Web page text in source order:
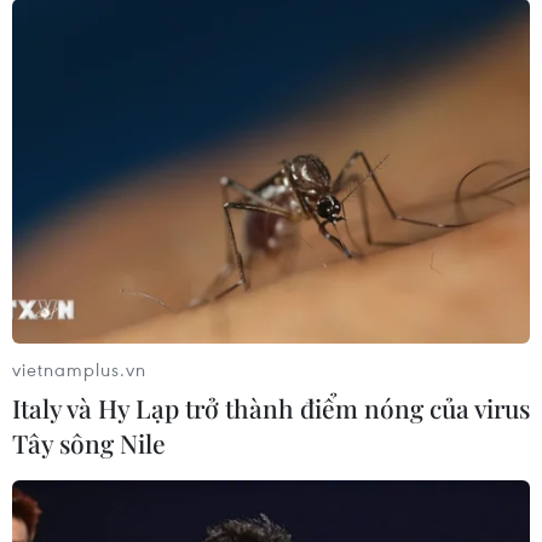
Hơn 300 doanh nghiệp
tham gia Triển lãm quốc tế
chuyên ngành y dược
30/07/2026 05:02
Xem thêm
CƠ QUAN CHỦ QUẢN: THÔNG TẤN XÃ VIỆT NAM
Tổng Biên tập: TRẦN TIẾN DUẨN
Phó Tổng Biên tập: NGUYỄN THỊ TÁM, KHÚC THANH
THỦY
vietnamplus.vn
Italy và Hy Lạp trở thành điểm nóng của virus
Tây sông Nile